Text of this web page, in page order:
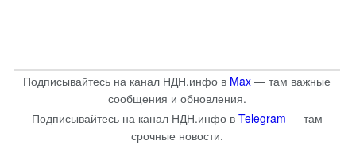
Подписывайтесь на канал НДН.инфо в Max — там важные
сообщения и обновления.
Подписывайтесь на канал НДН.инфо в Telegram — там
срочные новости.